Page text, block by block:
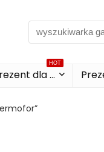
dla …
HOT